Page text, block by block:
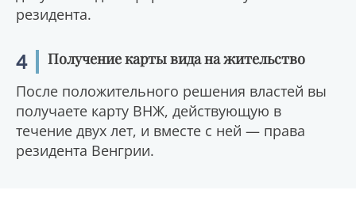
резидента.
4
Получение карты вида на жительство
После положительного решения властей вы
получаете карту ВНЖ, действующую в
течение двух лет, и вместе с ней — права
резидента Венгрии.